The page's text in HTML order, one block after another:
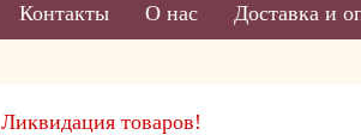
Контакты О нас Доставка и
Ликвидация товаров!